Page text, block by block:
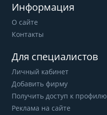
Информация
О сайте
Контакты
Для специалистов
Личный кабинет
Добавить фирму
Получить доступ к профилю
Реклама на сайте